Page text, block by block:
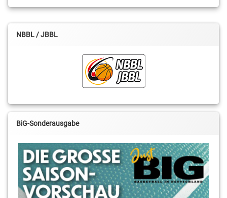
NBBL / JBBL
BiG-Sonderausgabe